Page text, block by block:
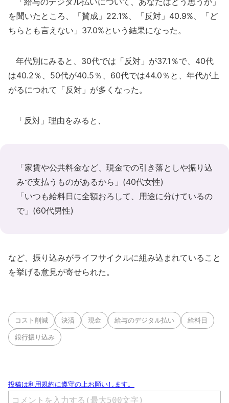
を聞いたところ、「賛成」22.1%、「反対」40.9%、「ど
ちらとも言えない」37.0%という結果になった。
年代別にみると、30代では「反対」が37.1％で、40代
は40.2％、50代が40.5％、60代では44.0％と、年代が上
がるにつれて「反対」が多くなった。
「反対」理由をみると、
「家賃や公共料金など、現金での引き落としや振り込
みで支払うものがあるから」(40代女性)
「いつも給料日に全額おろして、用途に分けているの
で」(60代男性)
など、振り込みがライフサイクルに組み込まれていること
を挙げる意見が寄せられた。
コスト削減 決済 現金 給与のデジタル払い 給料日
銀行振り込み